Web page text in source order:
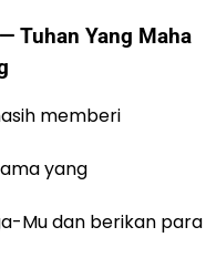
Tuhan Yang Maha
memberi
yang
Mu dan berikan para